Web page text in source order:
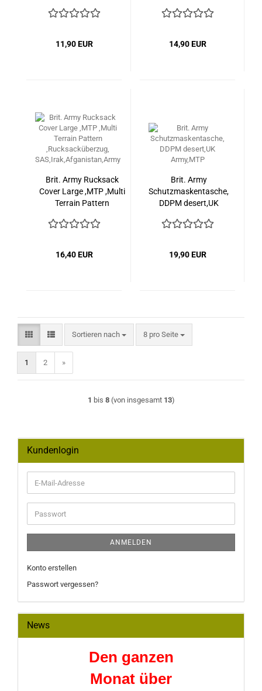
SAS,Irak,Afganistan
11,90 EUR 14,90 EUR
Brit. Army Rucksack
Cover Large ,MTP ,Multi
Terrain Pattern
SAS,Irak,Afganistan,Army
16,40 EUR
Brit. Army
Schutzmaskentasche,
DDPM desert,UK
19,90 EUR
Sortieren nach
Sortieren nach 8 pro Seite
pro Seite
1 2 »
1 bis 8(von insgesamt 13)
Kundenlogin
E-
Mail-
Adresse
Passwort
ANMELDEN
Konto erstellen
Passwort vergessen?
News
Den ganzen
Monat über